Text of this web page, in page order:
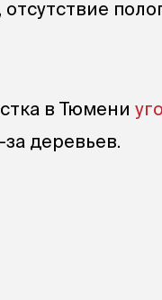
в Тюмени
деревьев.